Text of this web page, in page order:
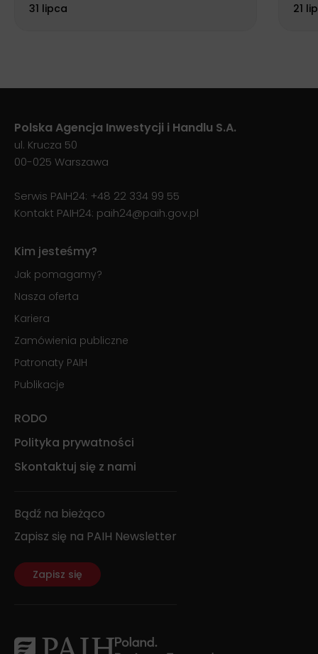
31 lipca 21
Polska Agencja Inwestycji i Handlu S.A.
ul. Krucza 50
00-025 Warszawa
Serwis PAIH24: +48 22 334 99 55
Kontakt PAIH24: paih24@paih.gov.pl
Kim jesteśmy?
Jak pomagamy?
Nasza oferta
Kariera
Zamówienia publiczne
Patronaty PAIH
Publikacje
RODO
Polityka prywatności
Skontaktuj się z nami
Bądź na bieżąco
Zapisz się na PAIH Newsletter
Zapisz się